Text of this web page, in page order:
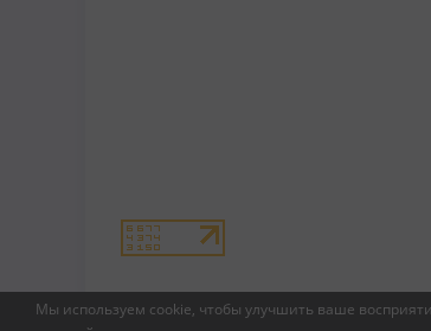
Мы используем cookie, чтобы улучшить ваше